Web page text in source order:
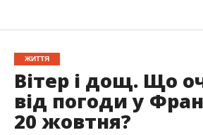
ЖИТТЯ
Вітер і дощ. Що
від погоди у
20 жовтня?